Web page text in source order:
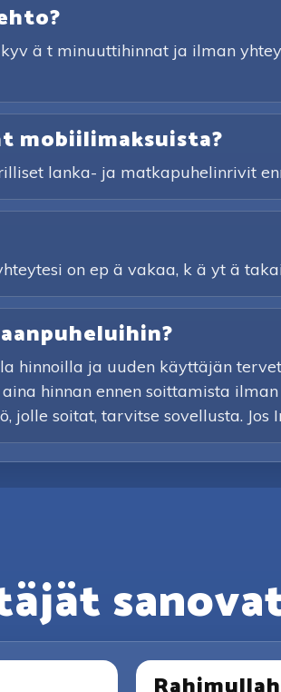
ä t minuuttihinnat ja ilman
mobiilimaksuista?
lanka- ja matkapuhelinrivit
on ep ä vakaa, k ä yt ä
hinnoilla ja uuden käyttäjän
hinnan ennen soittamista
soitat, tarvitse sovellusta. Jos